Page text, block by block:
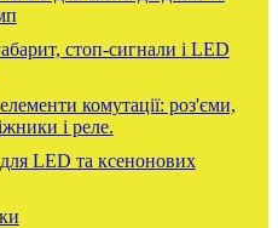
стоп-сигнали і LED
комутації: роз'єми,
і реле.
LED та ксенонових